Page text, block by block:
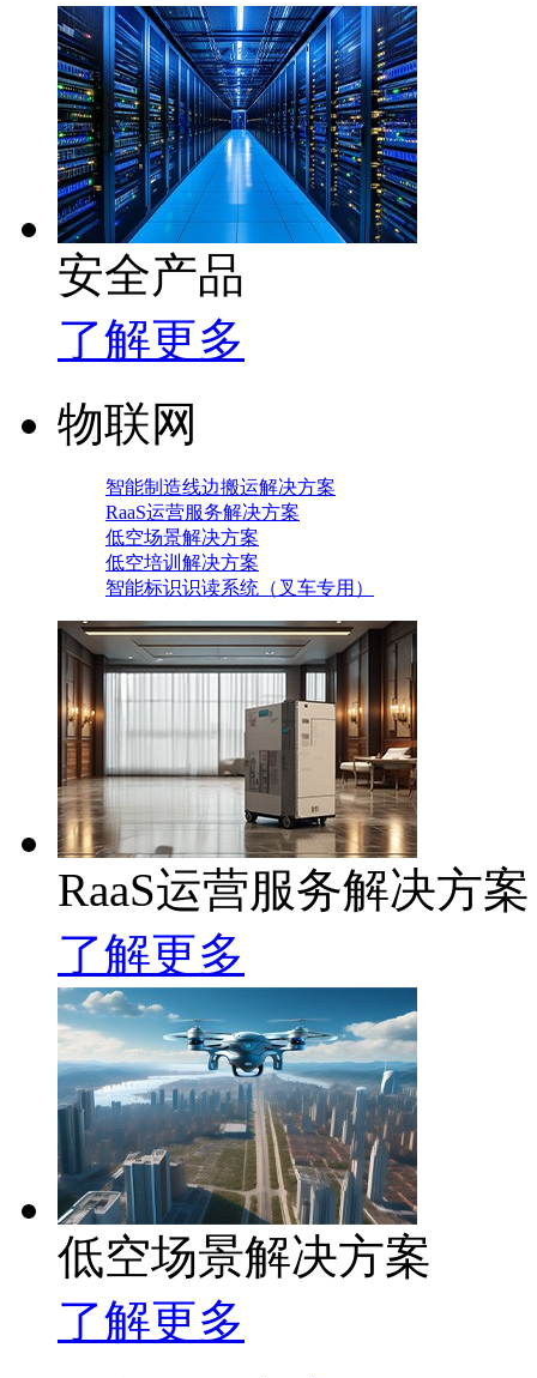
安全产品
了解更多
物联网
智能制造线边搬运解决方案
RaaS运营服务解决方案
低空场景解决方案
低空培训解决方案
智能标识识读系统（叉车专用）
RaaS运营服务解决方案
了解更多
低空场景解决方案
了解更多